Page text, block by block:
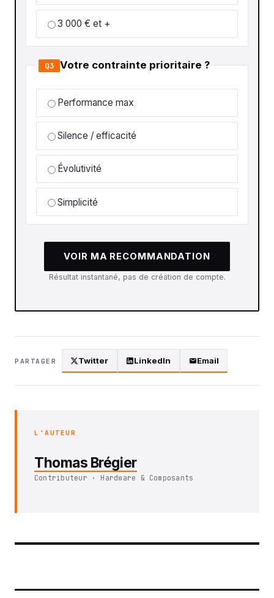
3 000 € et +
Q3 Votre contrainte prioritaire ?
Performance max
Silence / efficacité
Évolutivité
Simplicité
VOIR MA RECOMMANDATION
Résultat instantané, pas de création de compte.
PARTAGER Twitter LinkedIn Email
L'AUTEUR
Thomas Brégier
Contributeur · Hardware & Composants